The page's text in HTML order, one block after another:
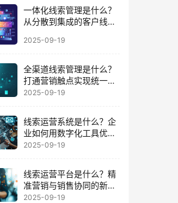
一体化线索管理是什么？
从分散到集成的客户线索
2025-09-19
全渠道线索管理是什么？
打通营销触点实现统一数
据运营的路径
2025-09-19
线索运营系统是什么？企
业如何用数字化工具优化
客户全周期
2025-09-19
线索运营平台是什么？精
准营销与销售协同的新增
长引擎
2025-09-19